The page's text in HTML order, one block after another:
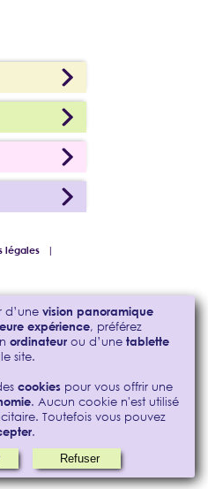
légales |
d’une vision panoramique
expérience, préférez
ordinateurou d’une tablette
site.
cookiespour vous offrir une
. Aucun cookie n'est utilisé
Toutefois vous pouvez
.